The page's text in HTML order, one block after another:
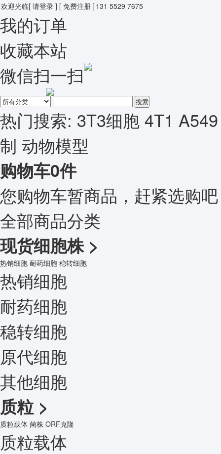
欢迎光临[ 请登录 ] [ 免费注册 ] 131 5529 7675
我的订单
收藏本站
微信扫一扫
搜索
热门搜索: 3T3细胞 4T1 A549
制 动物模型
购物车0件
您购物车暂商品，赶紧选购
全部商品分类
现货细胞株 >
热销细胞 耐药细胞 稳转细胞
热销细胞
耐药细胞
稳转细胞
原代细胞
其他细胞
质粒 >
质粒载体 菌株 ORF克隆
质粒载体